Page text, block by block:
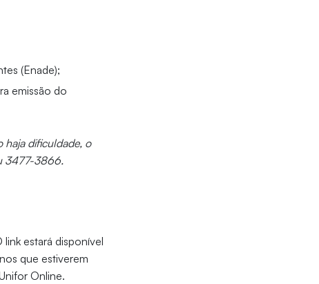
(Enade);
emissão do
haja dificuldade, o
3477-3866.
estará disponível
que estiverem
Online.